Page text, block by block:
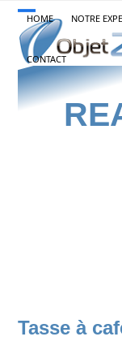
Skip
content
HOME NOTRE
CONTACT
Open
mobile
menu
Close
mobile
menu
Tasse à